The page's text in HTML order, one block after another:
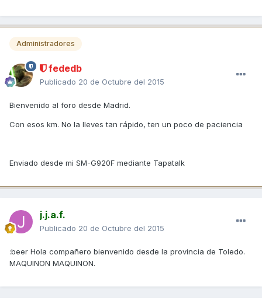
Administradores
fededb
Publicado 20 de Octubre del 2015
Bienvenido al foro desde Madrid.
Con esos km. No la lleves tan rápido, ten un poco de paciencia
Enviado desde mi SM-G920F mediante Tapatalk
j.j.a.f.
Publicado 20 de Octubre del 2015
:beer Hola compañero bienvenido desde la provincia de Toledo.
MAQUINON MAQUINON.